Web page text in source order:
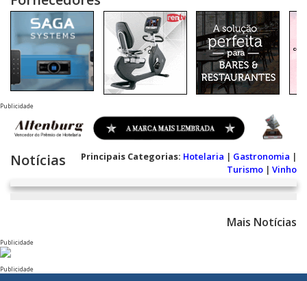
Publicidade
Notícias Principais Categorias: Hotelaria | Gastronomia |
Turismo | Vinho
Mais Notícias
Publicidade
Publicidade